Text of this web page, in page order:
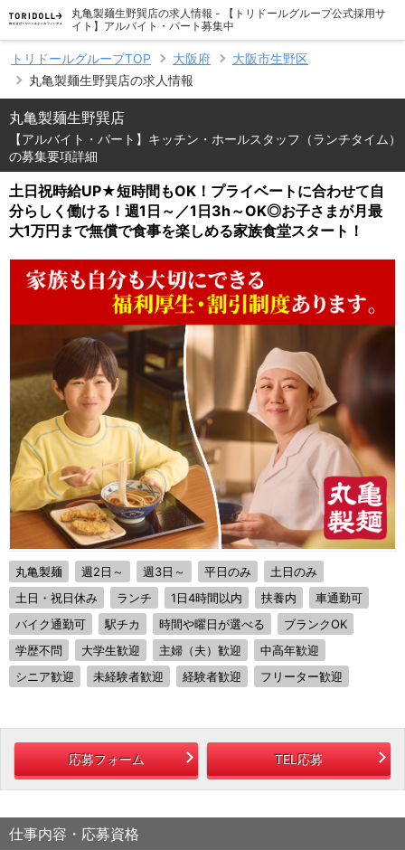
丸亀製麺生野巽店の求人情報 - 【トリドールグループ公式採用サ
イト】アルバイト・パート募集中
トリドールグループTOP 大阪府
大阪市生野区
丸亀製麺生野巽店の求人情報
丸亀製麺生野巽店
【アルバイト・パート】キッチン・ホールスタッフ（ランチタイム）
の募集要項詳細
土日祝時給UP★短時間もOK！プライベートに合わせて自
分らしく働ける！週1日～／1日3h～OK◎お子さまが月最
大1万円まで無償で食事を楽しめる家族食堂スタート！
丸亀製麺 週2日～ 週3日～ 平日のみ
土日のみ
土日・祝日休み
ランチ 1日4時間以内 扶養内
車通勤可
バイク通勤可
駅チカ 時間や曜日が選べる
ブランクOK
学歴不問
大学生歓迎 主婦（夫）歓迎
中高年歓迎
シニア歓迎
未経験者歓迎 経験者歓迎 フリーター歓迎
応募フォーム TEL応募
仕事内容・応募資格